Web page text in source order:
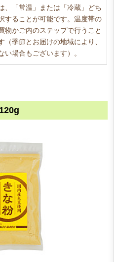
、「常温」または「冷蔵」どち
することが可能です。温度帯の
物かご内のステップで行うこと
（季節とお届けの地域により、
い場合もございます）。